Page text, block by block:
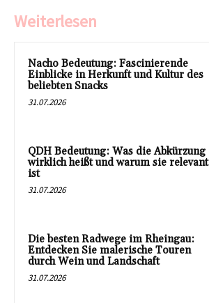
Weiterlesen
Nacho Bedeutung: Fascinierende
Einblicke in Herkunft und Kultur des
beliebten Snacks
31.07.2026
QDH Bedeutung: Was die Abkürzung
wirklich heißt und warum sie relevant
ist
31.07.2026
Die besten Radwege im Rheingau:
Entdecken Sie malerische Touren
durch Wein und Landschaft
31.07.2026